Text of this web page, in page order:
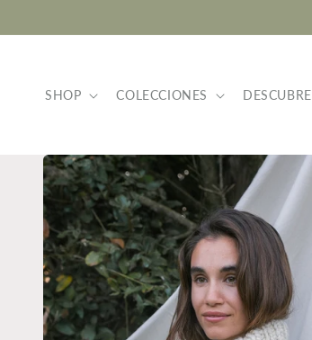
al contenido
SHOP COLECCIONES DESCUBRE
directamente
a la
información
del producto